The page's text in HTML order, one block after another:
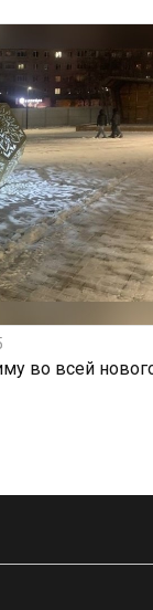
во всей